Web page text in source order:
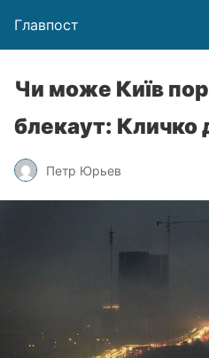
Главпост
Чи може Київ
блекаут: Кличко
Петр Юрьев